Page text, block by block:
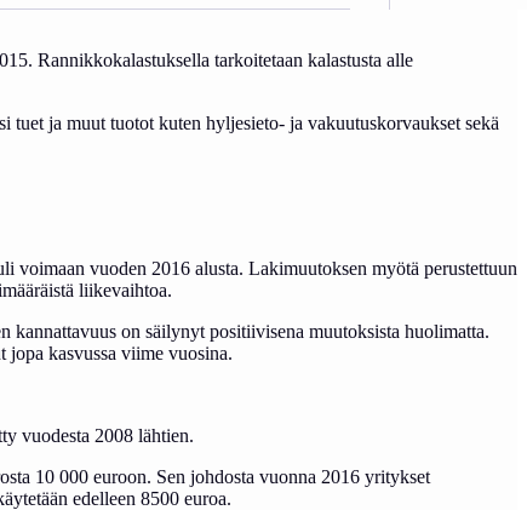
Rannikkokalastuksella tarkoitetaan kalastusta alle
ja muut tuotot kuten hyljesieto- ja vakuutuskorvaukset sekä
voimaan vuoden 2016 alusta. Lakimuutoksen myötä perustettuun
liikevaihtoa.
on säilynyt positiivisena muutoksista huolimatta.
jopa kasvussa viime vuosina.
vuodesta 2008 lähtien.
10 000 euroon. Sen johdosta vuonna 2016 yritykset
edelleen 8500 euroa.